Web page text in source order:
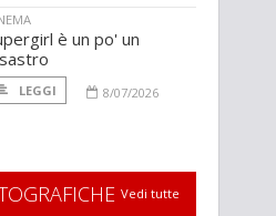
è un po' un
LEGGI 8/07/2026
Vedi tutte